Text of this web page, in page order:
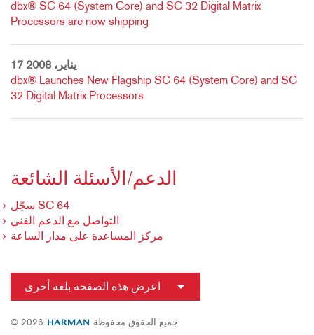
dbx® SC 64 (System Core) and SC 32 Digital Matrix
Processors are now shipping
17 يناير، 2008
dbx® Launches New Flagship SC 64 (System Core) and SC
32 Digital Matrix Processors
الدعم/الأسئلة الشائعة
سجّل SC 64
التواصل مع الدعم الفني
مركز المساعدة على مدار الساعة
اعرض هذه الصفحة بلغة أخرى
© 2026